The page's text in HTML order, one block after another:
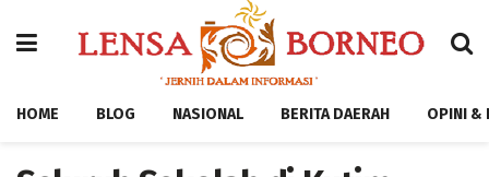
HOME BLOG NASIONAL BERITA DAERAH OPINI &